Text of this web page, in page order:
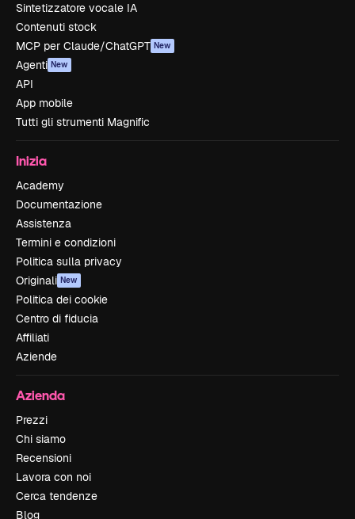
Sintetizzatore vocale IA
Contenuti stock
MCP per Claude/ChatGPT New
Agenti New
API
App mobile
Tutti gli strumenti Magnific
Inizia
Academy
Documentazione
Assistenza
Termini e condizioni
Politica sulla privacy
Originali New
Politica dei cookie
Centro di fiducia
Affiliati
Aziende
Azienda
Prezzi
Chi siamo
Recensioni
Lavora con noi
Cerca tendenze
Blog